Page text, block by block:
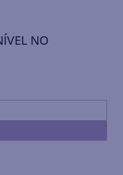
NO